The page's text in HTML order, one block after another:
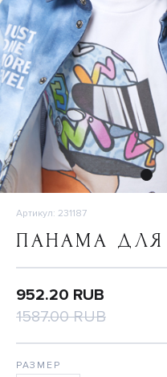
Артикул: 231187
ПАНАМА ДЛЯ
952.20 RUB
1587.00 RUB
РАЗМЕР